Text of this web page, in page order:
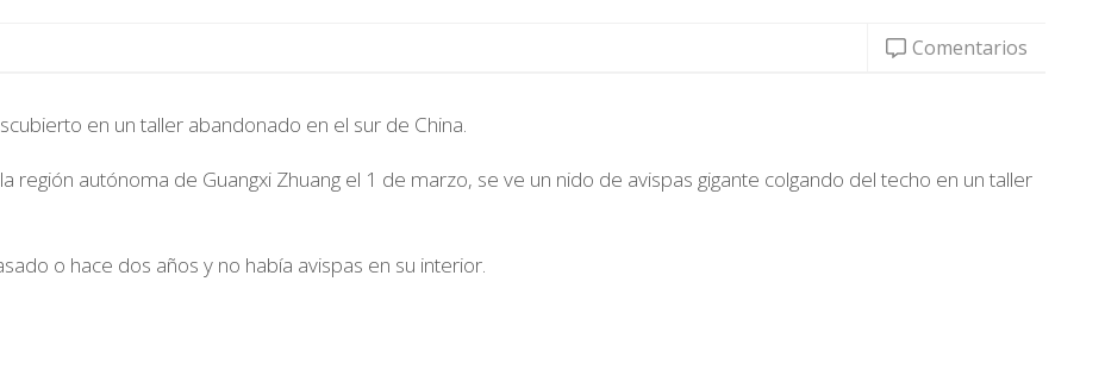
Comentarios
en un taller abandonado en el sur de China.
región autónoma de Guangxi Zhuang el 1 de marzo, se ve un nido de avispas gigante colgando del techo en un taller
o hace dos años y no había avispas en su interior.